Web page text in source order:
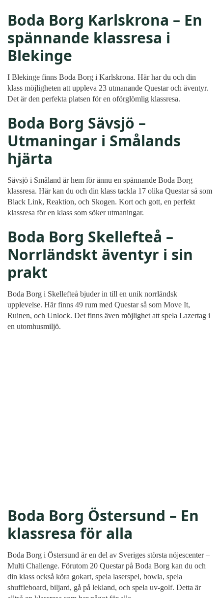
Boda Borg Karlskrona – En
spännande klassresa i
Blekinge
I Blekinge finns Boda Borg i Karlskrona. Här har du och din
klass möjligheten att uppleva 23 utmanande Questar och äventyr.
Det är den perfekta platsen för en oförglömlig klassresa.
Boda Borg Sävsjö –
Utmaningar i Smålands
hjärta
Sävsjö i Småland är hem för ännu en spännande Boda Borg
klassresa. Här kan du och din klass tackla 17 olika Questar så som
Black Link, Reaktion, och Skogen. Kort och gott, en perfekt
klassresa för en klass som söker utmaningar.
Boda Borg Skellefteå –
Norrländskt äventyr i sin
prakt
Boda Borg i Skellefteå bjuder in till en unik norrländsk
upplevelse. Här finns 49 rum med Questar så som Move It,
Ruinen, och Unlock. Det finns även möjlighet att spela Lazertag i
en utomhusmiljö.
Boda Borg Östersund – En
klassresa för alla
Boda Borg i Östersund är en del av Sveriges största nöjescenter –
Multi Challenge. Förutom 20 Questar på Boda Borg kan du och
din klass också köra gokart, spela laserspel, bowla, spela
shuffleboard, biljard, gå på lekland, och spela uv-golf. Detta är